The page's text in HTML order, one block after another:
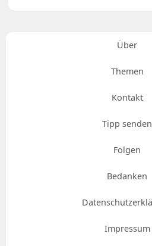
Über
Themen
Kontakt
Tipp senden
Folgen
Bedanken
Impressum